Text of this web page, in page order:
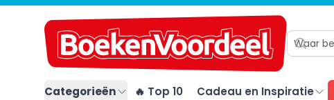
Categorieën 🔥 Top 10 Cadeau en Inspiratie